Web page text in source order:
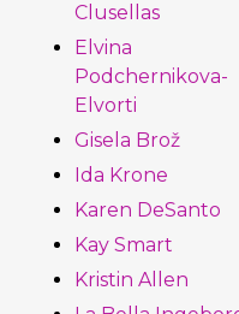
Clusellas
Elvina
Podchernikova-
Elvorti
Gisela Brož
Ida Krone
Karen DeSanto
Kay Smart
Kristin Allen